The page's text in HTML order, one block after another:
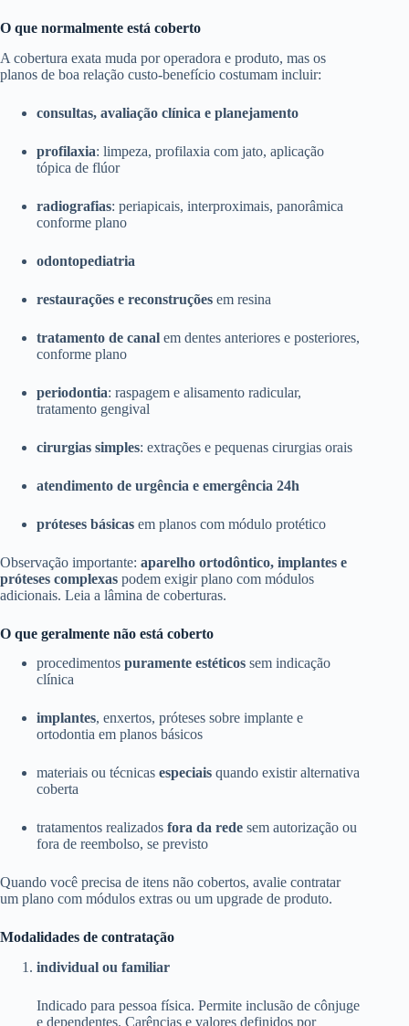
O que normalmente está coberto
A cobertura exata muda por operadora e produto, mas os
planos de boa relação custo-benefício costumam incluir:
consultas, avaliação clínica e planejamento
profilaxia: limpeza, profilaxia com jato, aplicação
tópica de flúor
radiografias: periapicais, interproximais, panorâmica
conforme plano
odontopediatria
restaurações e reconstruções em resina
tratamento de canal em dentes anteriores e posteriores,
conforme plano
periodontia: raspagem e alisamento radicular,
tratamento gengival
cirurgias simples: extrações e pequenas cirurgias orais
atendimento de urgência e emergência 24h
próteses básicas em planos com módulo protético
Observação importante: aparelho ortodôntico, implantes e
próteses complexas podem exigir plano com módulos
adicionais. Leia a lâmina de coberturas.
O que geralmente não está coberto
procedimentos puramente estéticos sem indicação
clínica
implantes, enxertos, próteses sobre implante e
ortodontia em planos básicos
materiais ou técnicas especiais quando existir alternativa
coberta
tratamentos realizados fora da rede sem autorização ou
fora de reembolso, se previsto
Quando você precisa de itens não cobertos, avalie contratar
um plano com módulos extras ou um upgrade de produto.
Modalidades de contratação
individual ou familiar
Indicado para pessoa física. Permite inclusão de cônjuge
e dependentes. Carências e valores definidos por